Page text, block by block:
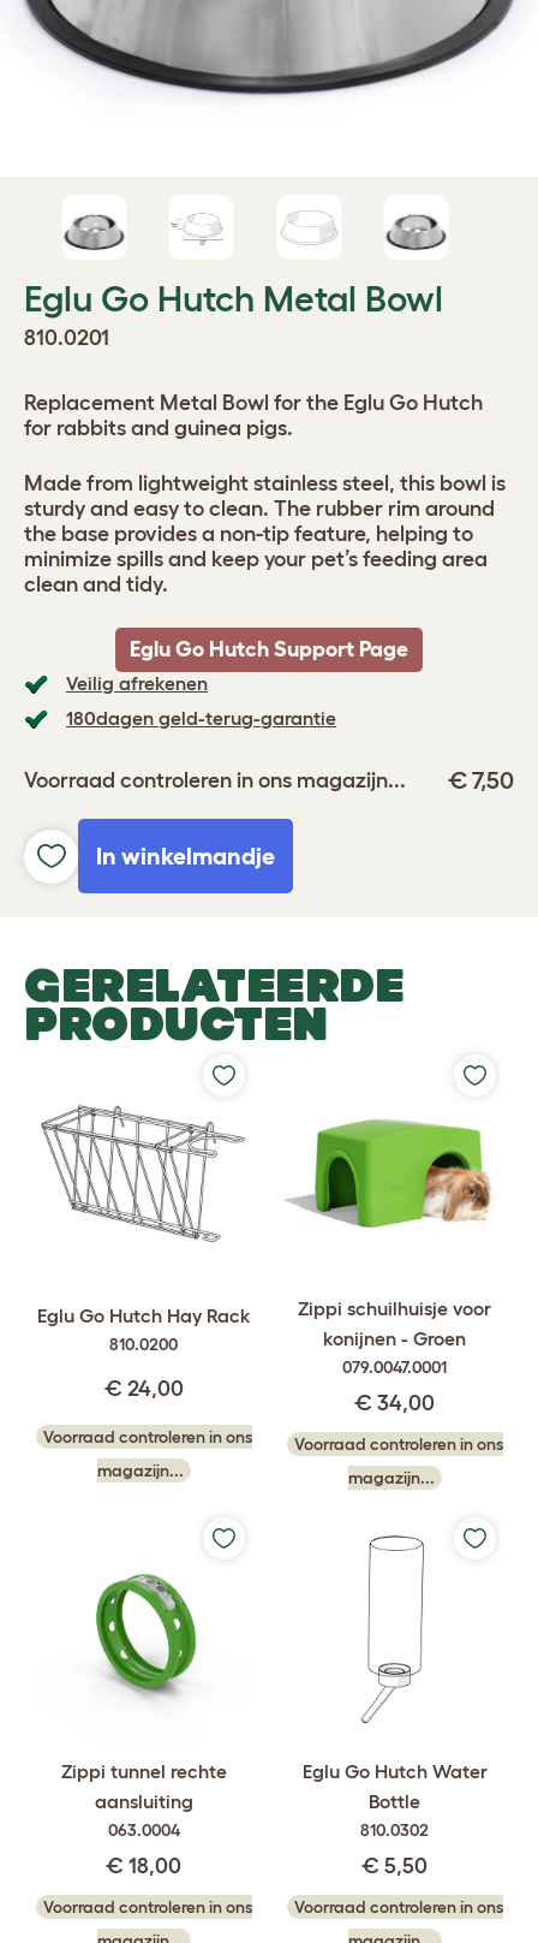
Eglu Go Hutch Metal Bowl
810.0201
Veilig afrekenen
180dagen geld-terug-garantie
Voorraad controleren in ons magazijn... € 7,50
In winkelmandje
Replacement Metal Bowl for the Eglu Go Hutch
for rabbits and guinea pigs.
Made from lightweight stainless steel, this bowl is
sturdy and easy to clean. The rubber rim around
the base provides a non-tip feature, helping to
minimize spills and keep your pet’s feeding area
clean and tidy.
Eglu Go Hutch Support Page
GERELATEERDE
PRODUCTEN
Eglu Go Hutch Hay Rack
810.0200
€ 24,00
Voorraad controleren in ons
magazijn...
Zippi schuilhuisje voor
konijnen - Groen
079.0047.0001
€ 34,00
Voorraad controleren in ons
magazijn...
Zippi tunnel rechte
aansluiting
063.0004
€ 18,00
Voorraad controleren in ons
Eglu Go Hutch Water
Bottle
810.0302
€ 5,50
Voorraad controleren in ons